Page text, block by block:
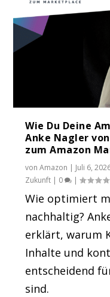
Wie Du Deine
Anke Nagler von
zum Amazon
vonAmazon | Juli 6,
Zukunft | 0 |
Wie optimiert
nachhaltig?
erklärt, warum
Inhalte und
entscheidend
sind.